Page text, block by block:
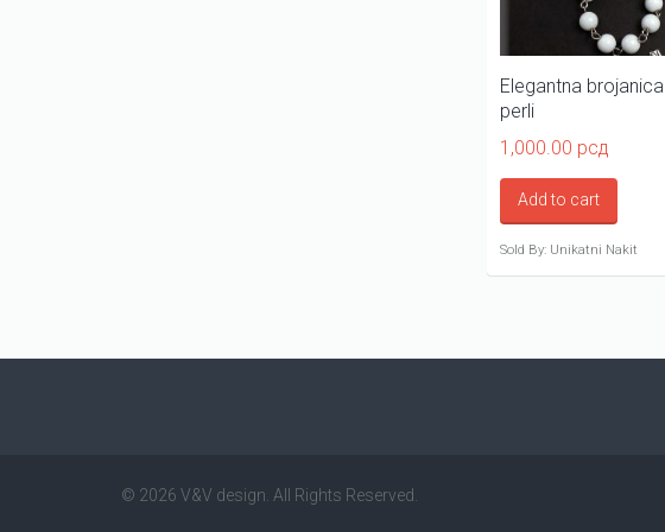
Elegantna
perli
1,000.00 рсд
Add to cart
Sold By: Unikatni Nakit
© 2026 V&V design. All Rights Reserved.